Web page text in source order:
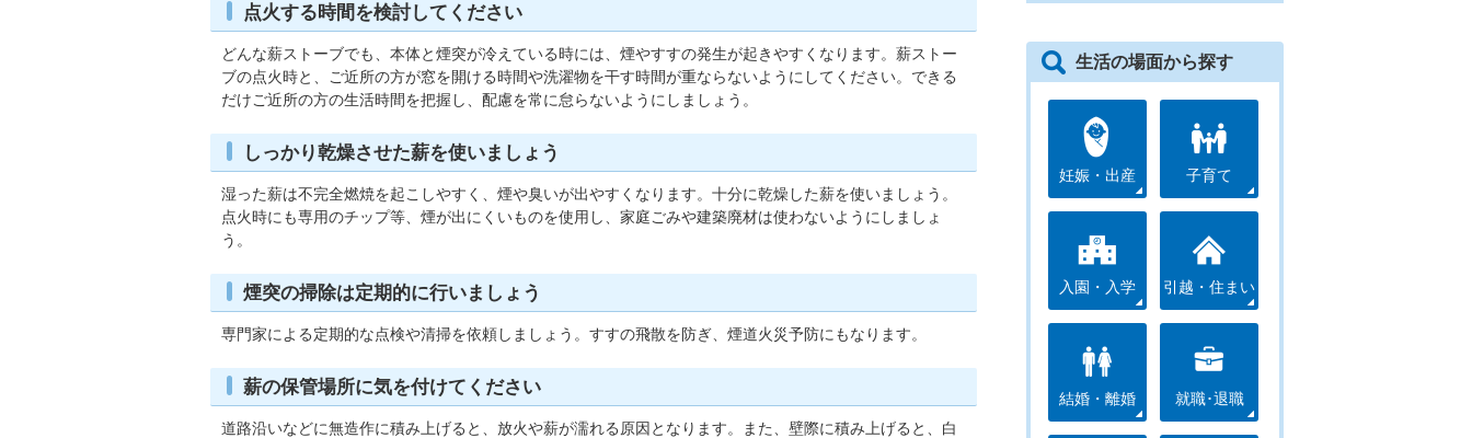
点火する時間を検討してください
どんな薪ストーブでも、本体と煙突が冷えている時には、煙やすすの発生が起きやすくなります。薪ストー
ブの点火時と、ご近所の方が窓を開ける時間や洗濯物を干す時間が重ならないようにしてください。できる
だけご近所の方の生活時間を把握し、配慮を常に怠らないようにしましょう。
しっかり乾燥させた薪を使いましょう
湿った薪は不完全燃焼を起こしやすく、煙や臭いが出やすくなります。十分に乾燥した薪を使いましょう。
点火時にも専用のチップ等、煙が出にくいものを使用し、家庭ごみや建築廃材は使わないようにしましょ
う。
煙突の掃除は定期的に行いましょう
専門家による定期的な点検や清掃を依頼しましょう。すすの飛散を防ぎ、煙道火災予防にもなります。
薪の保管場所に気を付けてください
道路沿いなどに無造作に積み上げると、放火や薪が濡れる原因となります。また、壁際に積み上げると、白
生活の場面から探す
妊娠・出産 子育て
入園・入学 引越・住まい
結婚・離婚 就職･退職